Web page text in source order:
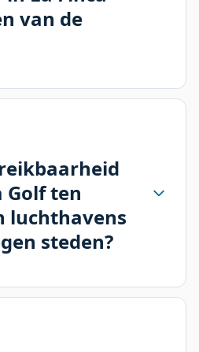
van de
Golf ten
luchthavens
steden?